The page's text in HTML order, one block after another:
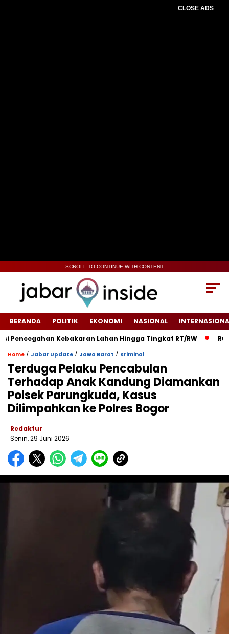
CLOSE ADS
SCROLL TO CONTINUE WITH CONTENT
BERANDA POLITIK EKONOMI NASIONAL
Kebakaran Lahan Hingga Tingkat RT/RW‎
‎Rumah
Home / Jabar Update / Jawa Barat / Kriminal
‎Terduga Pelaku Pencabulan
Terhadap Anak Kandung Diamankan
Polsek Parungkuda, Kasus
Dilimpahkan ke Polres Bogor‎
Redaktur
Senin, 29 Juni 2026